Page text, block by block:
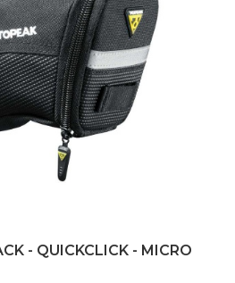
- QUICKCLICK - MICRO